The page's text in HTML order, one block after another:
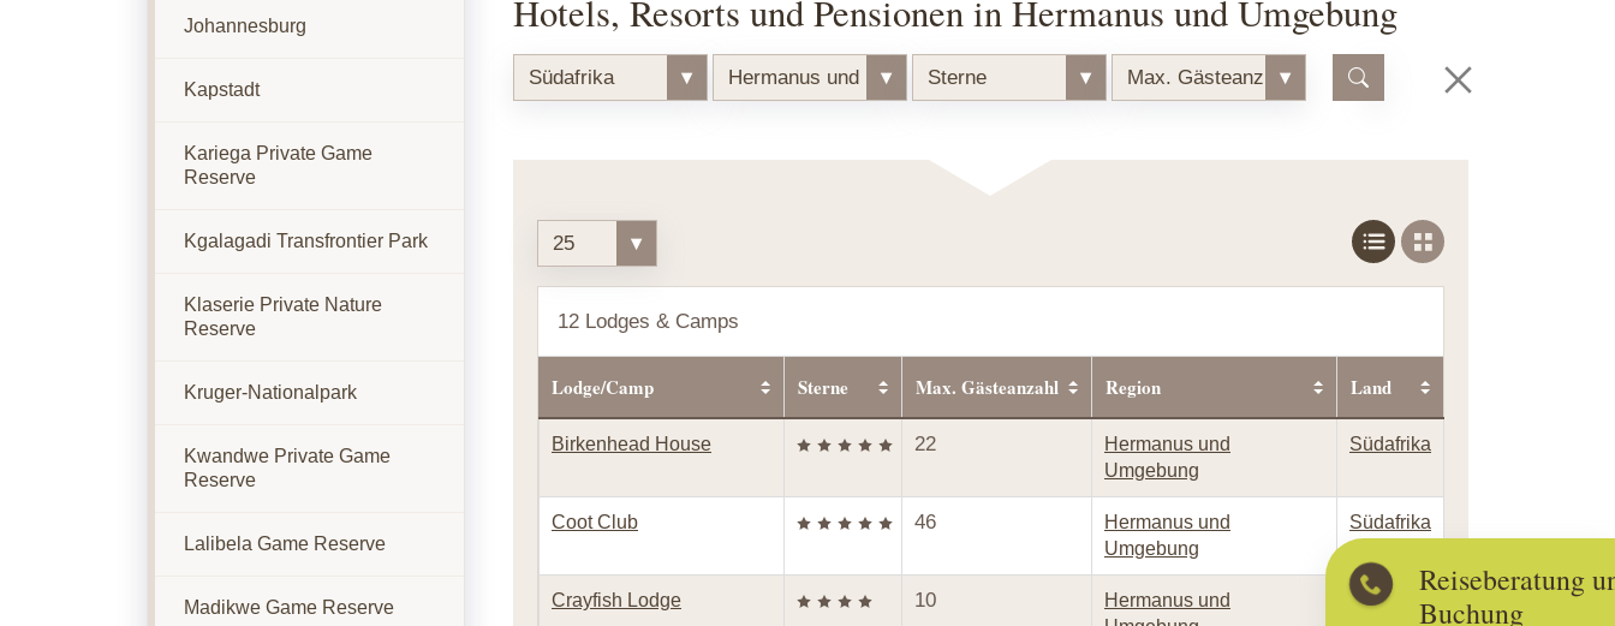
Reiseberatung und
Buchung
Hotels, Resorts und Pensionen in Hermanus und Umgebung
Südafrika ▾ Hermanus und Umgebung▾ Sterne ▾ Max. Gästeanzahl▾
25 ▾
12 Lodges & Camps
Lodge/Camp Sterne Max. Gästeanzahl Region Land
Birkenhead House 22
Hermanus und
Umgebung
Südafrika
Coot Club 46
Hermanus und
Umgebung
Südafrika
Crayfish Lodge 10
Hermanus und
Südafrika
Johannesburg
Kapstadt
Kariega Private Game
Reserve
Kgalagadi Transfrontier Park
Klaserie Private Nature
Reserve
Kruger-Nationalpark
Kwandwe Private Game
Reserve
Lalibela Game Reserve
Madikwe Game Reserve